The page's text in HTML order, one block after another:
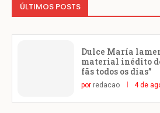
ÚLTIMOS POSTS
Dulce María
material inédito
fãs todos os dias”
por redacao 4 de